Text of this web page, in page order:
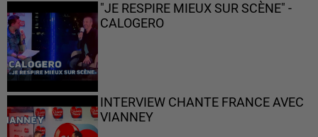
"JE RESPIRE MIEUX SUR SCÈNE" -
CALOGERO
INTERVIEW CHANTE FRANCE AVEC
VIANNEY